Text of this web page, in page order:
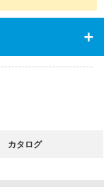
。
カタログ